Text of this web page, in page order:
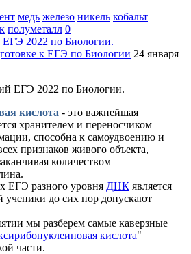
медь железо никель кобальт
полуметалл 0
2022 по Биологии.
к ЕГЭ по Биологии 24 января
кислота - это важнейшая
хранителем и переносчиком
способна к самоудвоению и
признаков живого объекта,
количеством
ЕГЭ разного уровня ДНК является
ученики до сих пор допускают
мы разберем самые каверзные
кислота"
части.